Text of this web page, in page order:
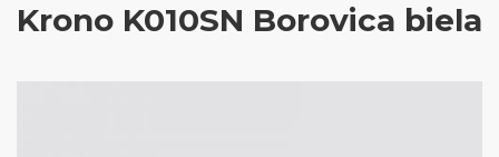
Manželské postele
Krono K010SN Borovica biela